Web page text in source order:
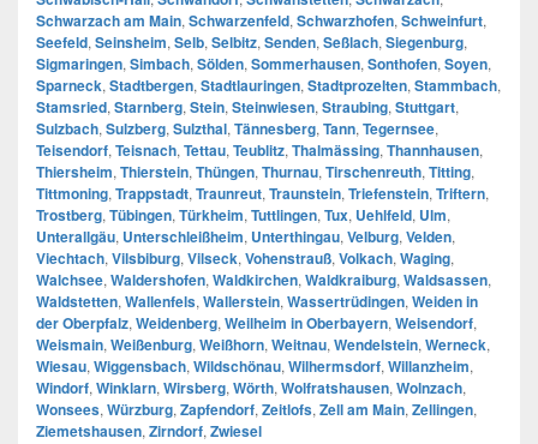
Schwarzach am Main, Schwarzenfeld, Schwarzhofen, Schweinfurt,
Seefeld, Seinsheim, Selb, Selbitz, Senden, Seßlach, Siegenburg,
Sigmaringen, Simbach, Sölden, Sommerhausen, Sonthofen, Soyen,
Sparneck, Stadtbergen, Stadtlauringen, Stadtprozelten, Stammbach,
Stamsried, Starnberg, Stein, Steinwiesen, Straubing, Stuttgart,
Sulzbach, Sulzberg, Sulzthal, Tännesberg, Tann, Tegernsee,
Teisendorf, Teisnach, Tettau, Teublitz, Thalmässing, Thannhausen,
Thiersheim, Thierstein, Thüngen, Thurnau, Tirschenreuth, Titting,
Tittmoning, Trappstadt, Traunreut, Traunstein, Triefenstein, Triftern,
Trostberg, Tübingen, Türkheim, Tuttlingen, Tux, Uehlfeld, Ulm,
Unterallgäu, Unterschleißheim, Unterthingau, Velburg, Velden,
Viechtach, Vilsbiburg, Vilseck, Vohenstrauß, Volkach, Waging,
Walchsee, Waldershofen, Waldkirchen, Waldkraiburg, Waldsassen,
Waldstetten, Wallenfels, Wallerstein, Wassertrüdingen, Weiden in
der Oberpfalz, Weidenberg, Weilheim in Oberbayern, Weisendorf,
Weismain, Weißenburg, Weißhorn, Weitnau, Wendelstein, Werneck,
Wiesau, Wiggensbach, Wildschönau, Wilhermsdorf, Willanzheim,
Windorf, Winklarn, Wirsberg, Wörth, Wolfratshausen, Wolnzach,
Wonsees, Würzburg, Zapfendorf, Zeitlofs, Zell am Main, Zellingen,
Ziemetshausen, Zirndorf, Zwiesel